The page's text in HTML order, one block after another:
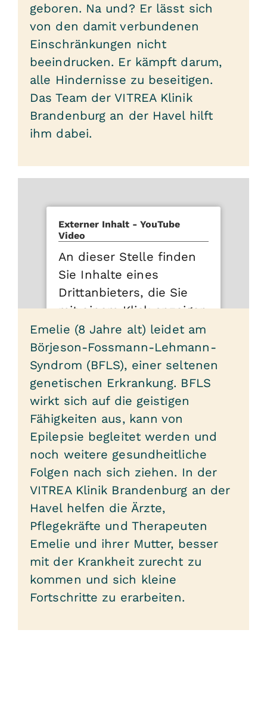
personenbezogene Daten an den
Drittanbieter übermittelt werden. Mehr
Informationen finden Sie in unseren
Datenschutzbestimmungen.
Inhalte anzeigen
geboren. Na und? Er lässt sich
von den damit verbundenen
Einschränkungen nicht
beeindrucken. Er kämpft darum,
alle Hindernisse zu beseitigen.
Das Team der VITREA Klinik
Brandenburg an der Havel hilft
ihm dabei.
Externer Inhalt - YouTube
Video
An dieser Stelle finden
Sie Inhalte eines
Drittanbieters, die Sie
mit einem Klick anzeigen
lassen können.
personenbezogene Daten an den
Drittanbieter übermittelt werden. Mehr
Informationen finden Sie in unseren
Datenschutzbestimmungen.
Inhalte anzeigen
Emelie (8 Jahre alt) leidet am
Börjeson-Fossmann-Lehmann-
Syndrom (BFLS), einer seltenen
genetischen Erkrankung. BFLS
wirkt sich auf die geistigen
Fähigkeiten aus, kann von
Epilepsie begleitet werden und
noch weitere gesundheitliche
Folgen nach sich ziehen. In der
VITREA Klinik Brandenburg an der
Havel helfen die Ärzte,
Pflegekräfte und Therapeuten
Emelie und ihrer Mutter, besser
mit der Krankheit zurecht zu
kommen und sich kleine
Fortschritte zu erarbeiten.